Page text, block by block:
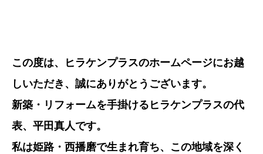
この度は、ヒラケンプラスのホームページにお越
しいただき、誠にありがとうございます。
新築・リフォームを手掛けるヒラケンプラスの代
表、平田真人です。
私は姫路・西播磨で生まれ育ち、この地域を深く